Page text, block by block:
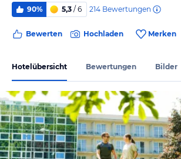
90% 5,3 / 6 214 Bewertungen
Bewerten Hochladen Merken
Hotelübersicht Bewertungen Bilder